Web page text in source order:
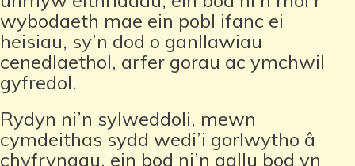
wybodaeth mae ein pobl ifanc ei
heisiau, sy’n dod o ganllawiau
cenedlaethol, arfer gorau ac ymchwil
gyfredol.
Rydyn ni’n sylweddoli, mewn
cymdeithas sydd wedi’i gorlwytho â
chyfryngau, ein bod ni’n gallu bod yn